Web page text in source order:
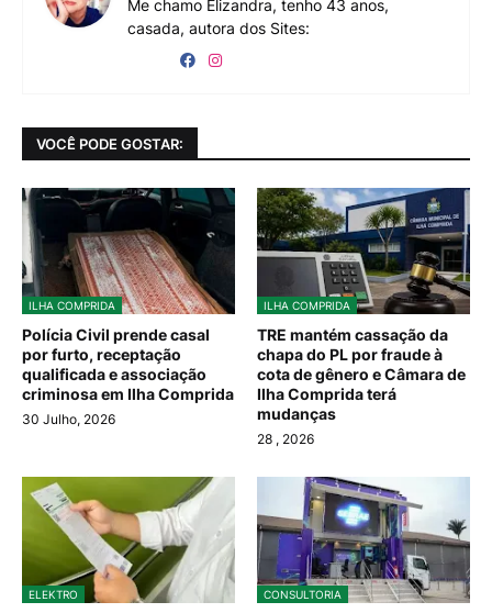
Me chamo Elizandra, tenho 43 anos,
casada, autora dos Sites:
VOCÊ PODE GOSTAR:
ILHA COMPRIDA
Polícia Civil prende casal
por furto, receptação
qualificada e associação
criminosa em Ilha Comprida
30 Julho, 2026
ILHA COMPRIDA
TRE mantém cassação da
chapa do PL por fraude à
cota de gênero e Câmara de
Ilha Comprida terá
mudanças
28 , 2026
ELEKTRO CONSULTORIA